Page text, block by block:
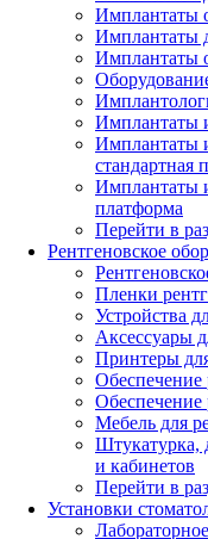
Имплантаты
Имплантаты
Имплантаты
Имплантаты
Имплантаты
стандартная
Имплантаты
платформа
Перейти в
Рентгеновское
Пленки
Устройства
Аксессуары
Принтеры
Обеспечение
Обеспечение
Мебель для
Штукатурка,
и кабинетов
Перейти в
Установки